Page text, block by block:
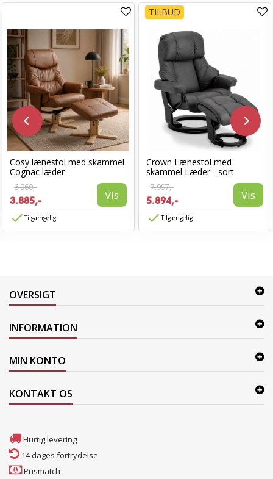
Cosy lænestol med skammel
Cognac læder
6.960,-
3.885,- Vis
Tilgængelig
TILBUD
Crown Lænestol med
skammel Læder - sort
7.997,-
5.894,- Vis
Tilgængelig
OVERSIGT
INFORMATION
MIN KONTO
KONTAKT OS
Hurtig levering
14 dages fortrydelse
Prismatch